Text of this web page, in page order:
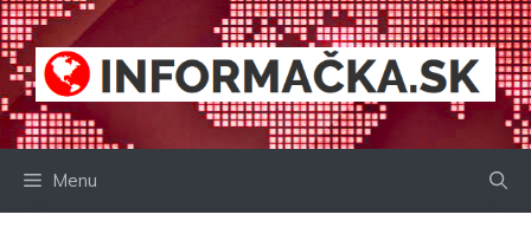
Preskočiť
na
obsah
Menu